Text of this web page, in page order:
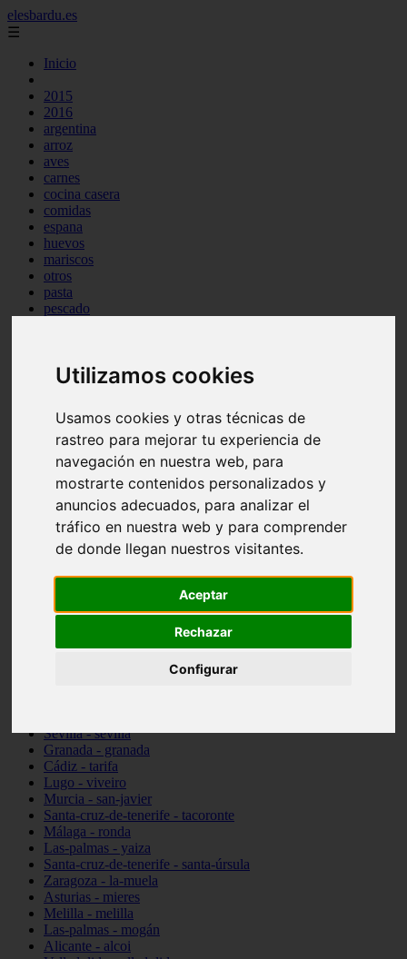
Utilizamos cookies
Usamos cookies y otras técnicas de
rastreo para mejorar tu experiencia de
navegación en nuestra web, para
mostrarte contenidos personalizados y
anuncios adecuados, para analizar el
tráfico en nuestra web y para comprender
de donde llegan nuestros visitantes.
Aceptar
Rechazar
Configurar
elesbardu.es
☰
Inicio
2015
2016
argentina
arroz
aves
carnes
cocina casera
comidas
espana
huevos
mariscos
otros
pasta
pescado
vocabulario de cocina
Madrid - pozuelo-de-alarcón
Teruel - sarrión
Cádiz - algodonales
Illes-balears - inca
Madrid - madrid
Málaga - torremolinos
Asturias - oviedo
Cádiz - el-puerto-de-santa-maría
Málaga - marbella
Barcelona - barcelona
Sevilla - sevilla
Granada - granada
Cádiz - tarifa
Lugo - viveiro
Murcia - san-javier
Santa-cruz-de-tenerife - tacoronte
Málaga - ronda
Las-palmas - yaiza
Santa-cruz-de-tenerife - santa-úrsula
Zaragoza - la-muela
Asturias - mieres
Melilla - melilla
Las-palmas - mogán
Alicante - alcoi